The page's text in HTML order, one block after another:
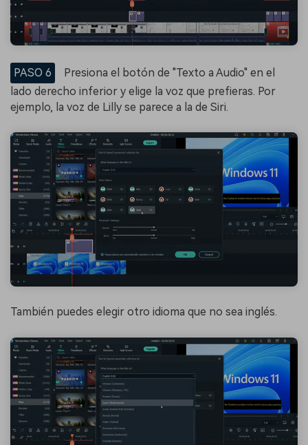
PASO 6
Presiona el botón de "Texto a Audio" en el
lado derecho inferior y elige la voz que prefieras. Por
ejemplo, la voz de Lilly se parece a la de Siri.
También puedes elegir otro idioma que no sea inglés.